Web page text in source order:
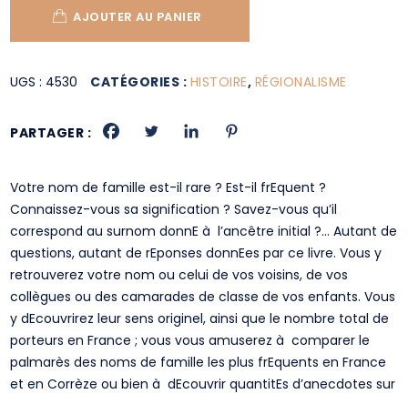
AJOUTER AU PANIER
UGS : 4530 CATÉGORIES : HISTOIRE, RÉGIONALISME
PARTAGER :
Votre nom de famille est-il rare ? Est-il frEquent ?
Connaissez-vous sa signification ? Savez-vous qu’il
correspond au surnom donnE à l’ancêtre initial ?… Autant de
questions, autant de rEponses donnEes par ce livre. Vous y
retrouverez votre nom ou celui de vos voisins, de vos
collègues ou des camarades de classe de vos enfants. Vous
y dEcouvrirez leur sens originel, ainsi que le nombre total de
porteurs en France ; vous vous amuserez à comparer le
palmarès des noms de famille les plus frEquents en France
et en Corrèze ou bien à dEcouvrir quantitEs d’anecdotes sur